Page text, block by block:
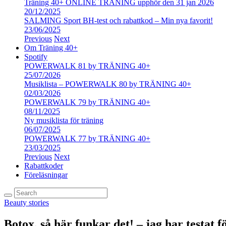
Träning 40+ ONLINE TRÄNING upphör den 31 jan 2026
20/12/2025
SALMING Sport BH-test och rabattkod – Min nya favorit!
23/06/2025
Previous Next
Om Träning 40+
Spotify
POWERWALK 81 by TRÄNING 40+
25/07/2026
Musiklista – POWERWALK 80 by TRÄNING 40+
02/03/2026
POWERWALK 79 by TRÄNING 40+
08/11/2025
Ny musiklista för träning
06/07/2025
POWERWALK 77 by TRÄNING 40+
23/03/2025
Previous Next
Rabattkoder
Föreläsningar
Beauty stories